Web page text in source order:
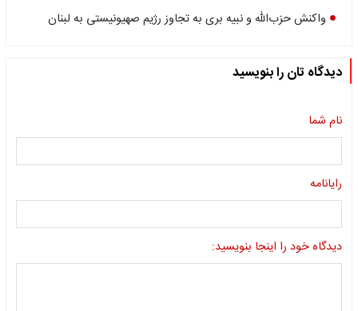
واکنش حزب‌الله و نبیه بری به تجاوز رژیم صهیونیستی به لبنان
دیدگاه تان را بنویسید
نام شما
رایانامه
دیدگاه خود را اینجا بنویسید: